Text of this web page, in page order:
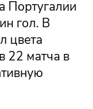
Португалии
гол. В
цвета
22 матча в